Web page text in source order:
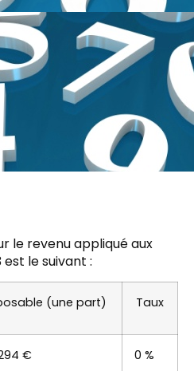
le revenu appliqué aux
le suivant :
(une part) Taux
€ 0 %